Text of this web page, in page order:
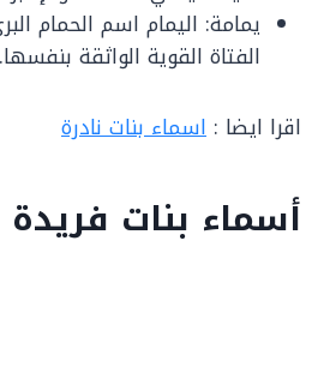
يمامة: اليمام اسم الحمام
الفتاة القوية الواثقة بنفسها.
اقرا ايضا : اسماء بنات نادرة
أسماء بنات